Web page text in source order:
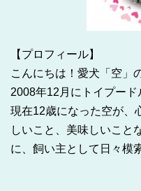
【プロフィール】
こんにちは！愛犬「空」
2008年12月にトイプード
現在12歳になった空が、
しいこと、美味しいこと
に、飼い主として日々模